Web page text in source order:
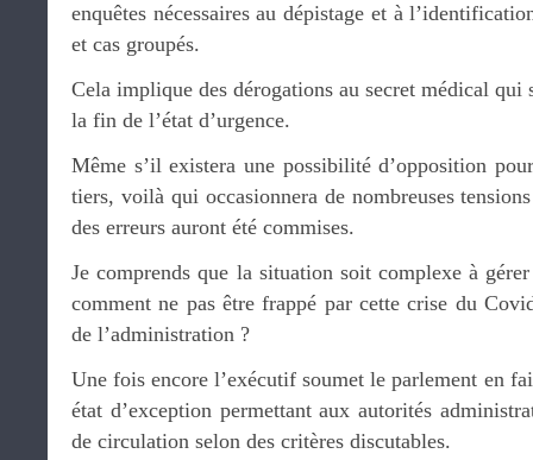
enquêtes nécessaires au dépistage et à
et cas groupés.
Cela implique des dérogations au secret médical qui
la fin de l’état d’urgence.
Même s’il existera une possibilité d’opposition
tiers, voilà qui occasionnera de nombreuses
des erreurs auront été commises.
Je comprends que la situation soit complexe à
comment ne pas être frappé par cette crise du
de l’administration ?
Une fois encore l’exécutif soumet le parlement en
état d’exception permettant aux autorités
de circulation selon des critères discutables.